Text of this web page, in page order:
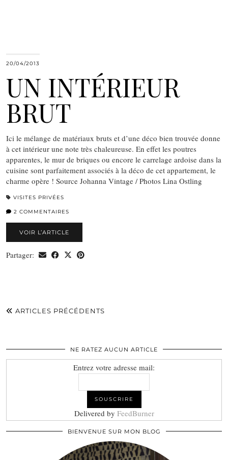
20/04/2013
UN INTÉRIEUR
BRUT
Ici le mélange de matériaux bruts et d’une déco bien trouvée donne
à cet intérieur une note très chaleureuse. En effet les poutres
apparentes, le mur de briques ou encore le carrelage ardoise dans la
cuisine sont parfaitement associés à la déco de cet appartement, le
charme opère ! Source Johanna Vintage / Photos Lina Ostling
VISITES PRIVÉES
2 COMMENTAIRES
VOIR L’ARTICLE
Partager:
ARTICLES PRÉCÉDENTS
NE RATEZ AUCUN ARTICLE
Entrez votre adresse mail:
Delivered by FeedBurner
BIENVENUE SUR MON BLOG